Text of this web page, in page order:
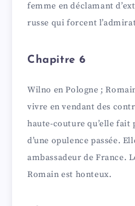
femme en déclamant
russe qui forcent
Chapitre 6
Wilno en Pologne ;
vivre en vendant des
haute-couture qu’elle fait
d’une opulence passée.
ambassadeur de France.
Romain est honteux.